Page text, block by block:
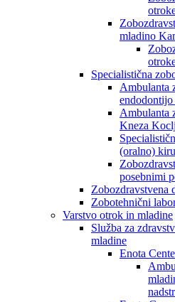
mladino
Specialistična
Ambulanta
Ambulanta
Kneza
(oralno)
posebnimi
Zobozdravstvena
Zobotehnični
Varstvo otrok in mladine
Služba za
mladine
Enota